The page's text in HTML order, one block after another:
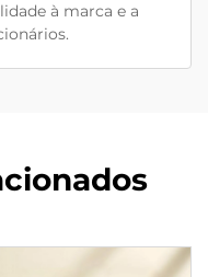
à marca e a